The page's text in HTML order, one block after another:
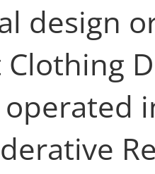
design